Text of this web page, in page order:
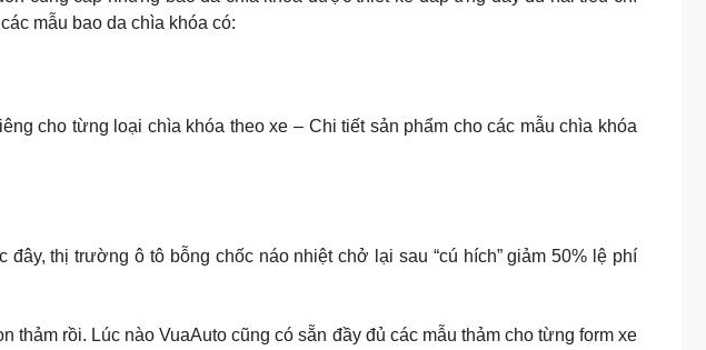
mẫu bao da chìa khóa có:
cho từng loại chìa khóa theo xe – Chi tiết sản phẩm cho các mẫu chìa khóa
thị trường ô tô bỗng chốc náo nhiệt chở lại sau “cú hích” giảm 50% lệ phí
rồi. Lúc nào VuaAuto cũng có sẵn đầy đủ các mẫu thảm cho từng form xe